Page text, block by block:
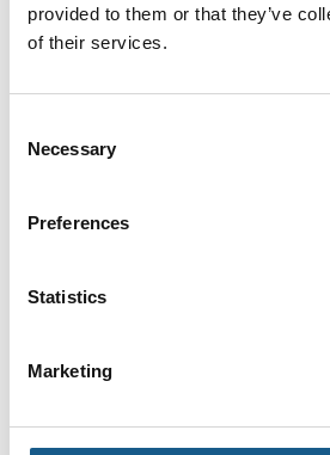
provided to them or that they’ve
of their services.
Selection
Necessary
Preferences
Statistics
Marketing
• Industriel Automation &
• Medicinsk teknologi
• Luftfart
Som en dynamisk virksomhed i maxon-
det rigtige produkt eller -løsning
logistisk support.